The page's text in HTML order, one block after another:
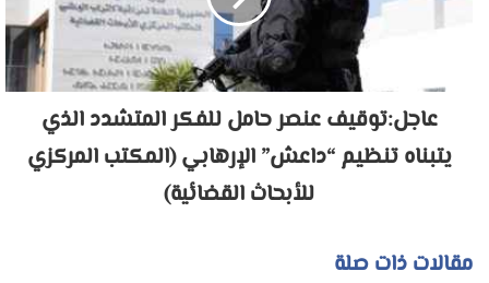
عاجل:توقيف عنصر حامل للفكر المتشدد الذي
يتبناه تنظيم “داعش” الإرهابي (المكتب المركزي
للأبحاث القضائية)
مقالات ذات صلة